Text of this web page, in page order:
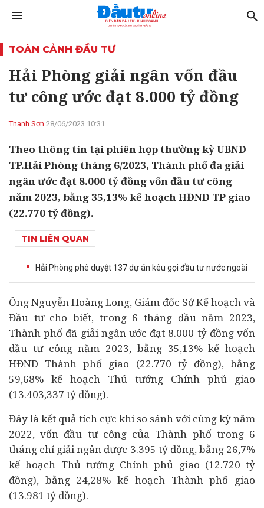
TOÀN CẢNH ĐẦU TƯ
Hải Phòng giải ngân vốn đầu
tư công ước đạt 8.000 tỷ đồng
Thanh Sơn 28/06/2023 10:31
Theo thông tin tại phiên họp thường kỳ UBND
TP.Hải Phòng tháng 6/2023, Thành phố đã giải
ngân ước đạt 8.000 tỷ đồng vốn đầu tư công
năm 2023, bằng 35,13% kế hoạch HĐND TP giao
(22.770 tỷ đồng).
TIN LIÊN QUAN
Hải Phòng phê duyệt 137 dự án kêu gọi đầu tư nước ngoài
Ông Nguyễn Hoàng Long, Giám đốc Sở Kế hoạch và
Đầu tư cho biết, trong 6 tháng đầu năm 2023,
Thành phố đã giải ngân ước đạt 8.000 tỷ đồng vốn
đầu tưcông năm 2023, bằng 35,13% kế hoạch
HĐND Thành phố giao (22.770 tỷ đồng), bằng
59,68% kế hoạch Thủ tướng Chính phủ giao
(13.403,337 tỷ đồng).
Đây là kết quả tích cực khi so sánh với cùng kỳ năm
2022, vốn đầu tư công của Thành phố trong 6
tháng chỉ giải ngân được 3.395 tỷ đồng, bằng 26,7%
kế hoạch Thủ tướng Chính phủ giao (12.720 tỷ
đồng), bằng 24,28% kế hoạch Thành phố giao
(13.981 tỷ đồng).